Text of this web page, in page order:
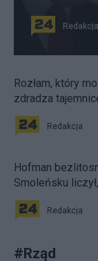
Redakcja
Rozłam, który
zdradza
Redakcja
Hofman
Smoleńsku
Redakcja
#Rząd